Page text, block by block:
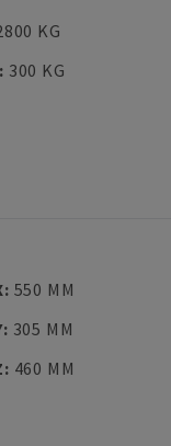
KG
: 300 KG
: 550 MM
: 305 MM
: 460 MM